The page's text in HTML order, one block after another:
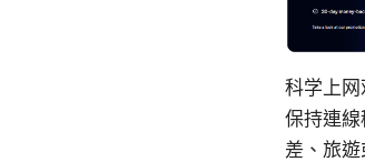
科学上
保持連
差、旅